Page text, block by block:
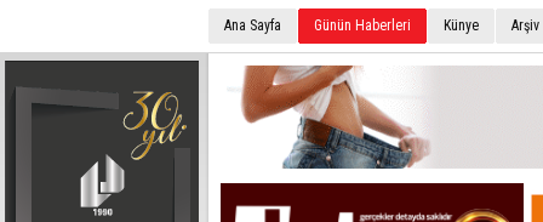
Ana Sayfa Günün Haberleri Künye Arşiv